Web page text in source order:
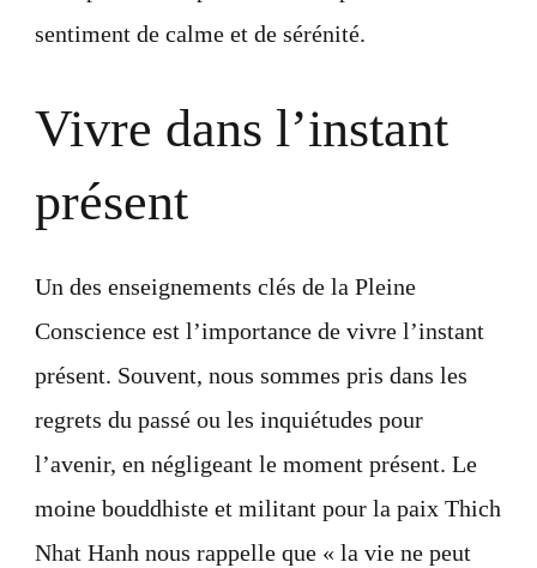
sentiment de calme et de sérénité.
Vivre dans l’instant
présent
Un des enseignements clés de la Pleine
Conscience est l’importance de vivre l’instant
présent. Souvent, nous sommes pris dans les
regrets du passé ou les inquiétudes pour
l’avenir, en négligeant le moment présent. Le
moine bouddhiste et militant pour la paix Thich
Nhat Hanh nous rappelle que « la vie ne peut